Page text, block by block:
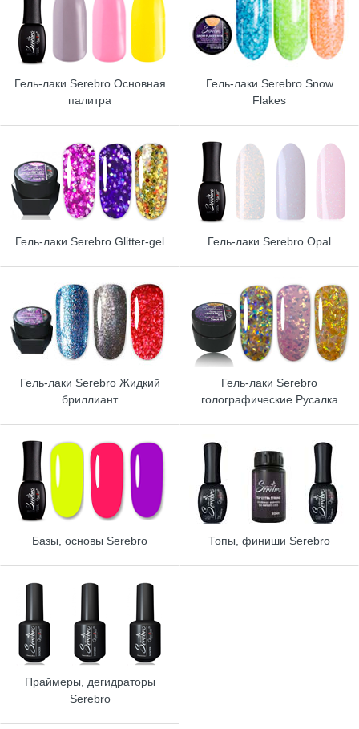
Гель-лаки Serebro Основная
палитра
Гель-лаки Serebro Snow
Flakes
Гель-лаки Serebro Glitter-gel Гель-лаки Serebro Opal
Гель-лаки Serebro Жидкий
бриллиант
Гель-лаки Serebro
голографические Русалка
Базы, основы Serebro Топы, финиши Serebro
Праймеры, дегидраторы
Serebro